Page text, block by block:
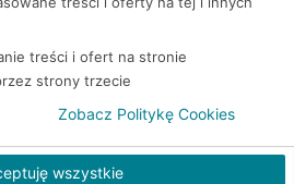
S.A. Wszelkie prawa zastrzeżone
treści i ofert na stronie
strony trzecie
wszystkie
Zobacz Politykę Cookies